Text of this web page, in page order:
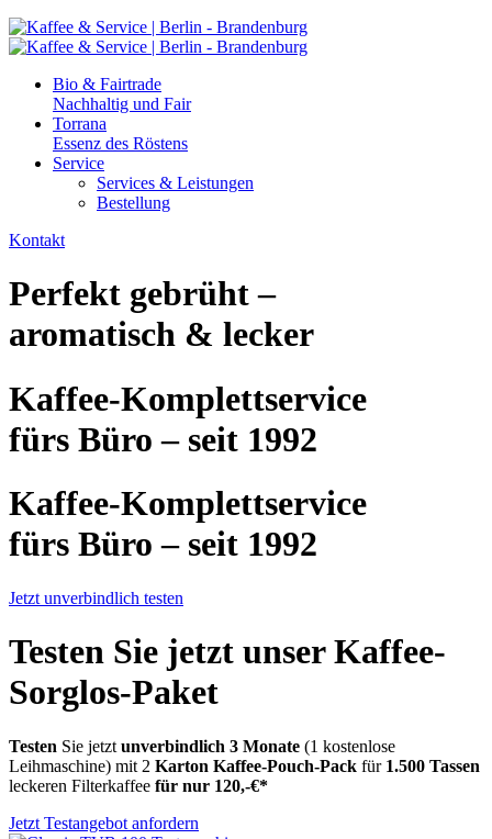
Bio & Fairtrade
Nachhaltig und Fair
Torrana
Essenz des Röstens
Service
Services & Leistungen
Bestellung
Kontakt
Perfekt gebrüht –
aromatisch & lecker
Kaffee-Komplettservice
fürs Büro – seit 1992
Kaffee-Komplettservice
fürs Büro – seit 1992
Jetzt unverbindlich testen
Testen Sie jetzt unser Kaffee-
Sorglos-Paket
Testen Sie jetzt unverbindlich 3 Monate (1 kostenlose
Leihmaschine) mit 2 Karton Kaffee-Pouch-Pack für 1.500 Tassen
leckeren Filterkaffee für nur 120,-€*
Jetzt Testangebot anfordern